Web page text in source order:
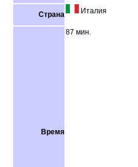
Страна Италия
Время
87 мин.